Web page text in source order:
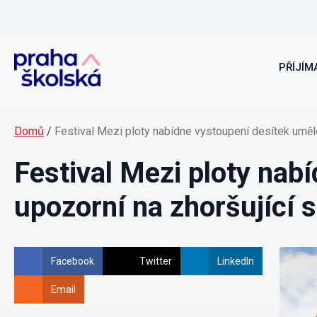
Domů / Festival Mezi ploty nabídne vystoupení desítek
Festival Mezi ploty
upozorní na zhoršující
Facebook Twitter LinkedIn
Email